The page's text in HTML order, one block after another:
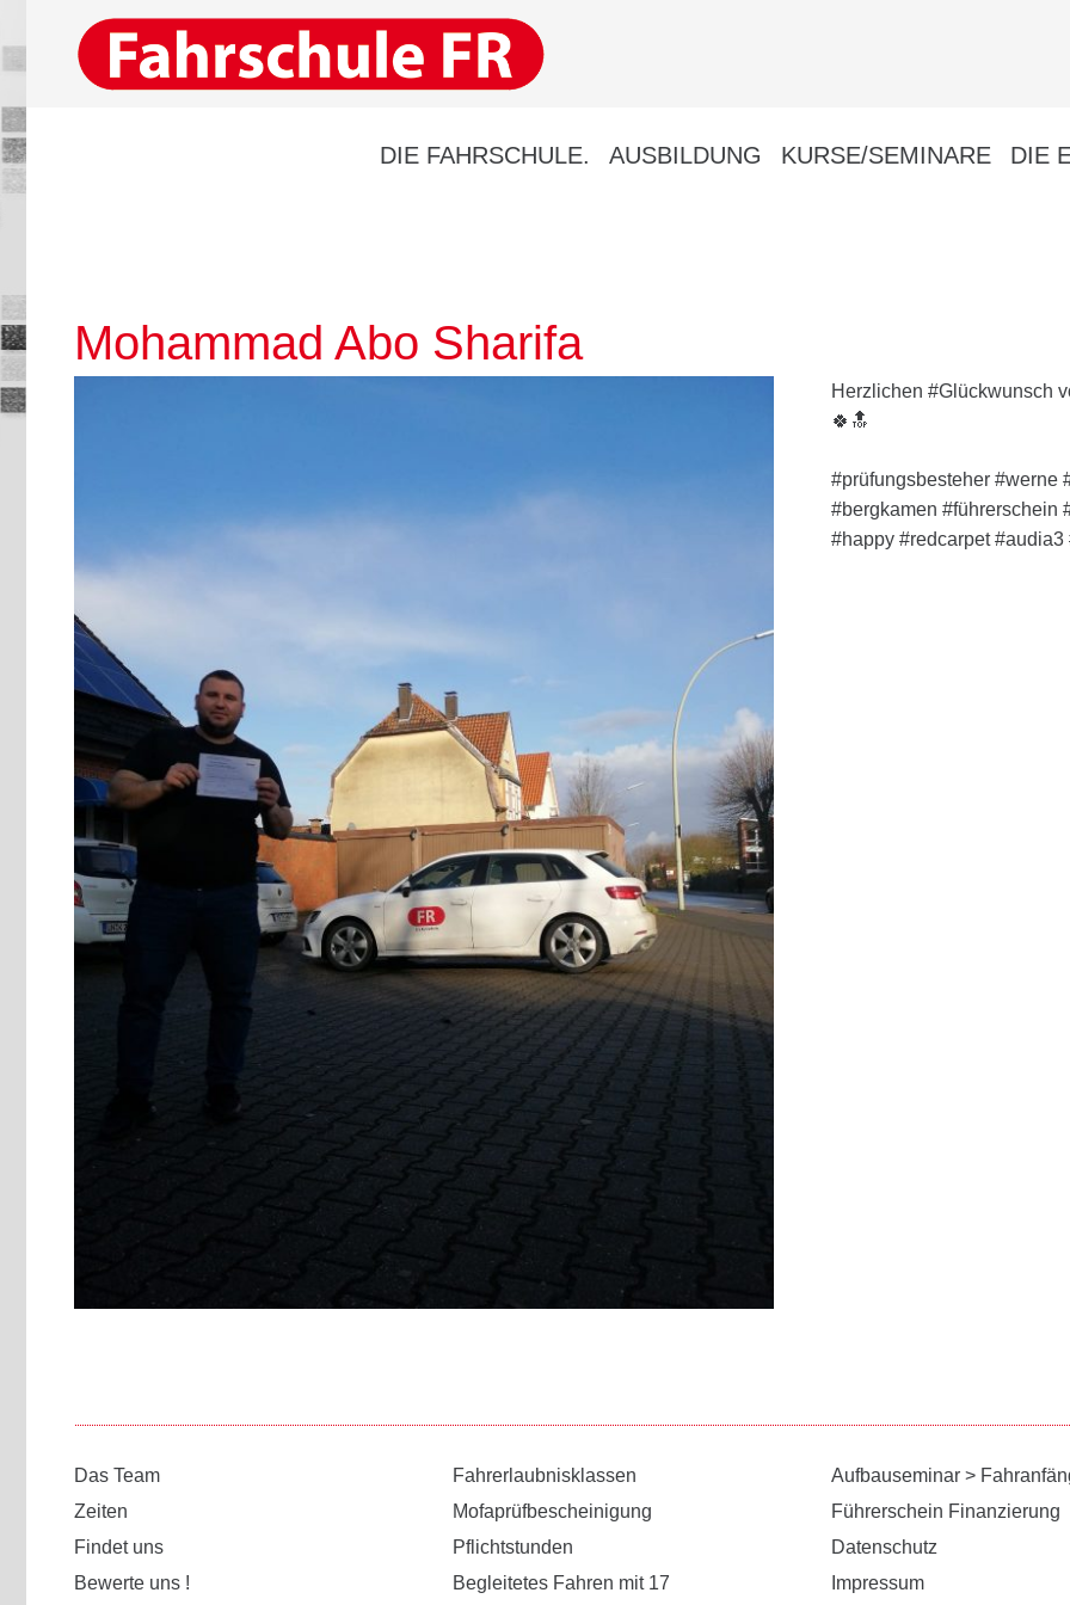
DIE FAHRSCHULE. AUSBILDUNG KURSE/SEMINARE DIE
Mohammad Abo Sharifa
Herzlichen #Glückwunsch
🍀 🔝
#prüfungsbesteher #werne
#bergkamen #führerschein
#happy #redcarpet
Das Team
Zeiten
Findet uns
Bewerte uns !
Fahrerlaubnisklassen
Mofaprüfbescheinigung
Pflichtstunden
Begleitetes Fahren mit 17
Aufbauseminar >
Führerschein Finanzierung
Datenschutz
Impressum